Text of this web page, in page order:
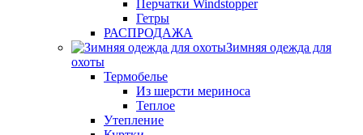
Перчатки Windstopper
Гетры
РАСПРОДАЖА
Зимняя одежда для
охоты
Термобелье
Из шерсти мериноса
Теплое
Утепление